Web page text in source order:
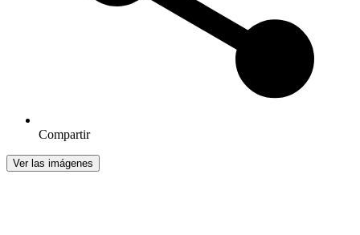
Compartir
Ver las imágenes